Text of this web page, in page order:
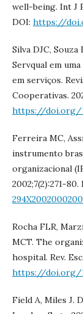
well-being. Int J
DOI: https://
Silva DJC,
Servqual em
em serviços.
Cooperativas.
https://doi.org/
Ferreira MC,
instrumento
organizacional
2002;7(2):271-80.
Rocha FLR,
MCT. The
hospital. Rev.
https://doi.org/
Field A, Miles J.